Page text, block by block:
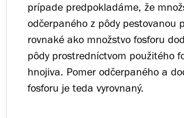
prípade predpokladáme, že
odčerpaného z pôdy pestovanou
rovnaké ako množstvo fosforu
pôdy prostredníctvom použitého
hnojiva. Pomer odčerpaného a
fosforu je teda vyrovnaný.